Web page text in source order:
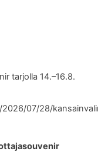
tarjolla 14.–16.8.
07/28/